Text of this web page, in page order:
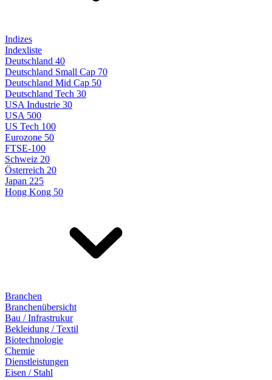
Indizes
Indexliste
Deutschland 40
Deutschland Small Cap 70
Deutschland Mid Cap 50
Deutschland Tech 30
USA Industrie 30
USA 500
US Tech 100
Eurozone 50
FTSE-100
Schweiz 20
Österreich 20
Japan 225
Hong Kong 50
Branchen
Branchenübersicht
Bau / Infrastrukur
Bekleidung / Textil
Biotechnologie
Chemie
Dienstleistungen
Eisen / Stahl